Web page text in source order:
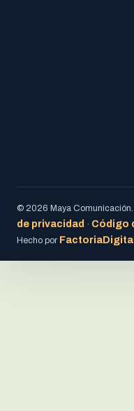
© 2026 Maya
de privacidad · Código
Hecho por FactoriaDigital